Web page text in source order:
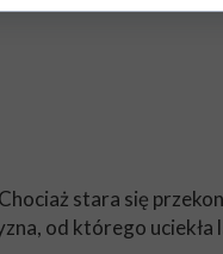
stara się
od którego